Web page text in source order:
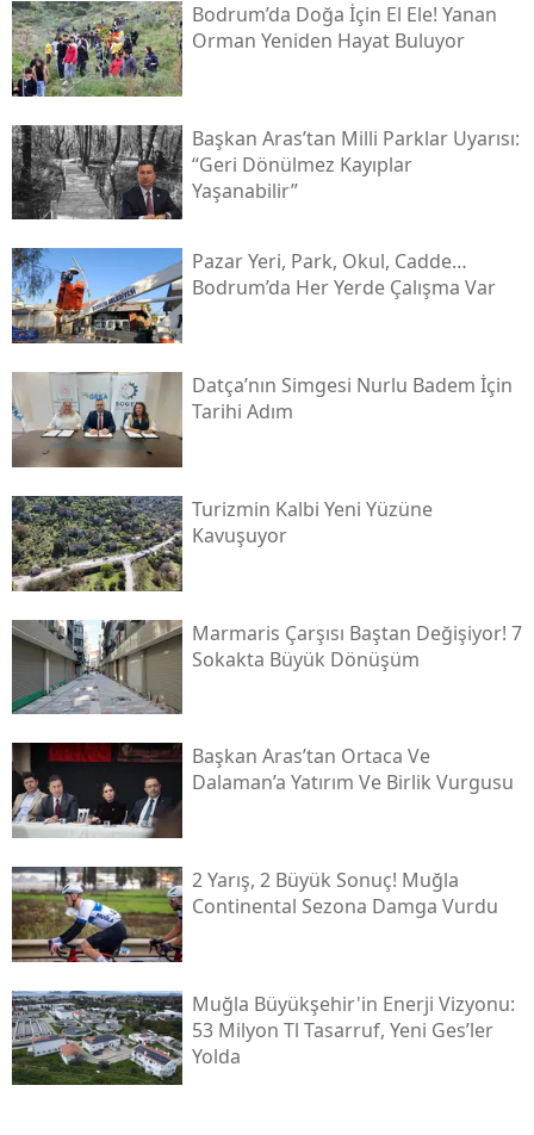
Bodrum’da Doğa İçin El Ele! Yanan
Orman Yeniden Hayat Buluyor
Başkan Aras’tan Milli Parklar Uyarısı:
“geri Dönülmez Kayıplar
Yaşanabilir”
Pazar Yeri, Park, Okul, Cadde…
Bodrum’da Her Yerde Çalışma Var
Datça’nın Simgesi Nurlu Badem İçin
Tarihi Adım
Turizmin Kalbi Yeni Yüzüne
Kavuşuyor
Marmaris Çarşısı Baştan Değişiyor! 7
Sokakta Büyük Dönüşüm
Başkan Aras’tan Ortaca Ve
Dalaman’a Yatırım Ve Birlik Vurgusu
2 Yarış, 2 Büyük Sonuç! Muğla
Continental Sezona Damga Vurdu
Muğla Büyükşehir'in Enerji Vizyonu:
53 Milyon Tl Tasarruf, Yeni Ges’ler
Yolda